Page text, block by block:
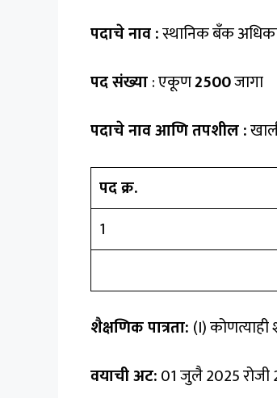
पदाचे नाव :स्थानिक बँक
पद संख्या: एकूण2500जागा
पदाचे नाव आणि तपशील :
पद क्र.
1
शैक्षणिक पात्रता: (i)
वयाची अट:01 जुलै 2025 रोजी